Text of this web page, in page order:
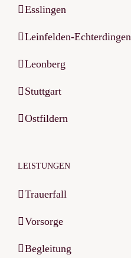
Esslingen
Leinfelden-Echterdingen
Leonberg
Stuttgart
Ostfildern
LEISTUNGEN
Trauerfall
Vorsorge
Begleitung